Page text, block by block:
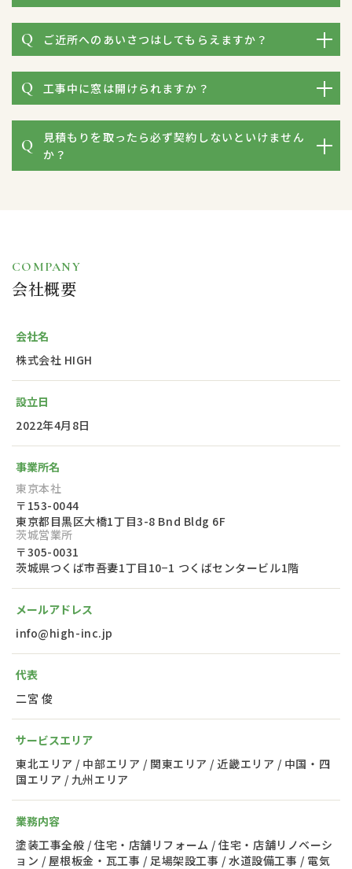
ご近所へのあいさつはしてもらえますか？
工事中に窓は開けられますか？
見積もりを取ったら必ず契約しないといけません
か？
COMPANY
会社概要
会社名
株式会社 HIGH
設立日
2022年4月8日
事業所名
東京本社
〒153-0044
東京都目黒区大橋1丁目3-8 Bnd Bldg 6F
茨城営業所
〒305-0031
茨城県つくば市吾妻1丁目10−1 つくばセンタービル1階
メールアドレス
info@high-inc.jp
代表
二宮 俊
サービスエリア
東北エリア / 中部エリア / 関東エリア / 近畿エリア / 中国・四
国エリア / 九州エリア
業務内容
塗装工事全般 / 住宅・店舗リフォーム / 住宅・店舗リノベーシ
ョン / 屋根板金・瓦工事 / 足場架設工事 / 水道設備工事 / 電気